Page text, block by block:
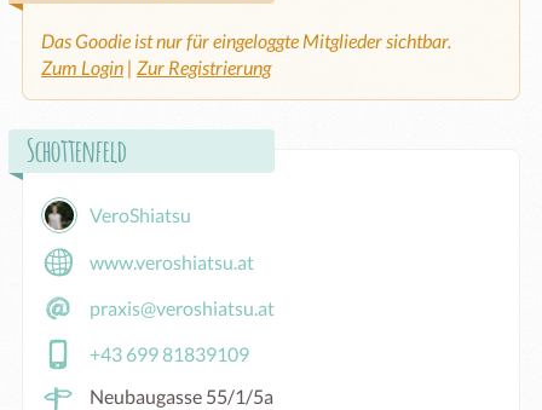
Das Goodie ist nur für eingeloggte Mitglieder sichtbar.
Zum Login | Zur Registrierung
Schottenfeld
VeroShiatsu
www.veroshiatsu.at
praxis@veroshiatsu.at
+43 699 81839109
Neubaugasse 55/1/5a